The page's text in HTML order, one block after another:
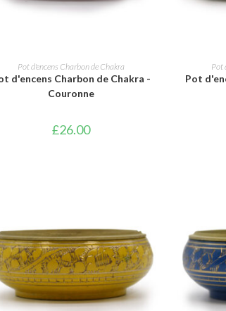
AJOUTER AU PANIER
Pot d'encens Charbon de Chakra
d'encens Charbon de Chakra -
Couronne
£26.00
Pot
Pot